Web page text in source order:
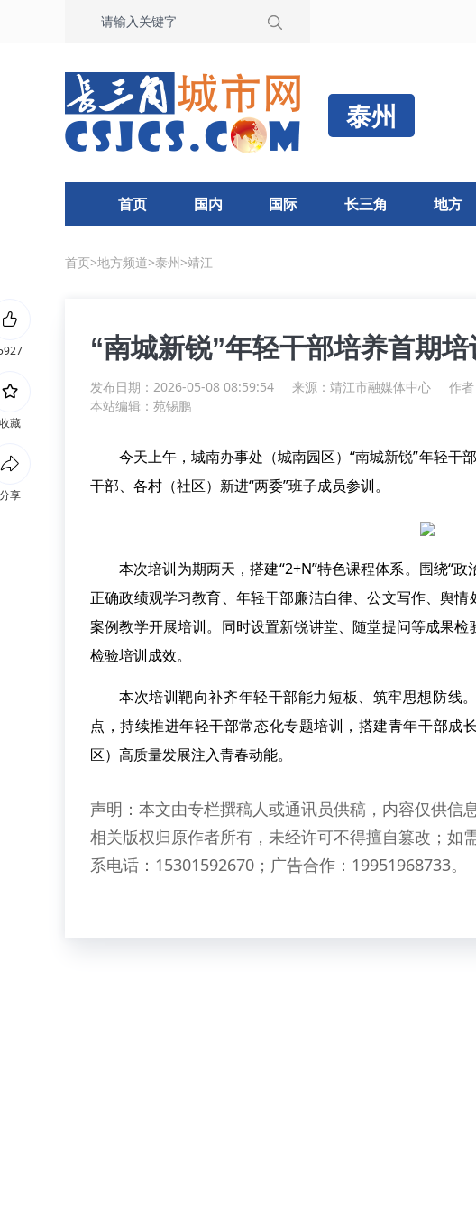
泰州
首页 国内 国际 长三角 地方
首页>地方频道>泰州>靖江
“南城新锐”年轻干部培养首期
发布日期：2026-05-08 08:59:54 来源： 靖江市融媒体中心
作
本站编辑：苑锡鹏
今天上午，城南办事处（城南园区）“南城新锐”年轻干
干部、各村（社区）新进“两委”班子成员参训。
本次培训为期两天，搭建“2+N”特色课程体系。围绕“
正确政绩观学习教育、年轻干部廉洁自律、公文写作、舆情
案例教学开展培训。同时设置新锐讲堂、随堂提问等成果
检验培训成效。
本次培训靶向补齐年轻干部能力短板、筑牢思想防线
点，持续推进年轻干部常态化专题培训，搭建青年干部成
区）高质量发展注入青春动能。
声明：本文由专栏撰稿人或通讯员供稿，内容仅供信
相关版权归原作者所有，未经许可不得擅自篡改；如
系电话：15301592670；广告合作：19951968733。
收藏
分享